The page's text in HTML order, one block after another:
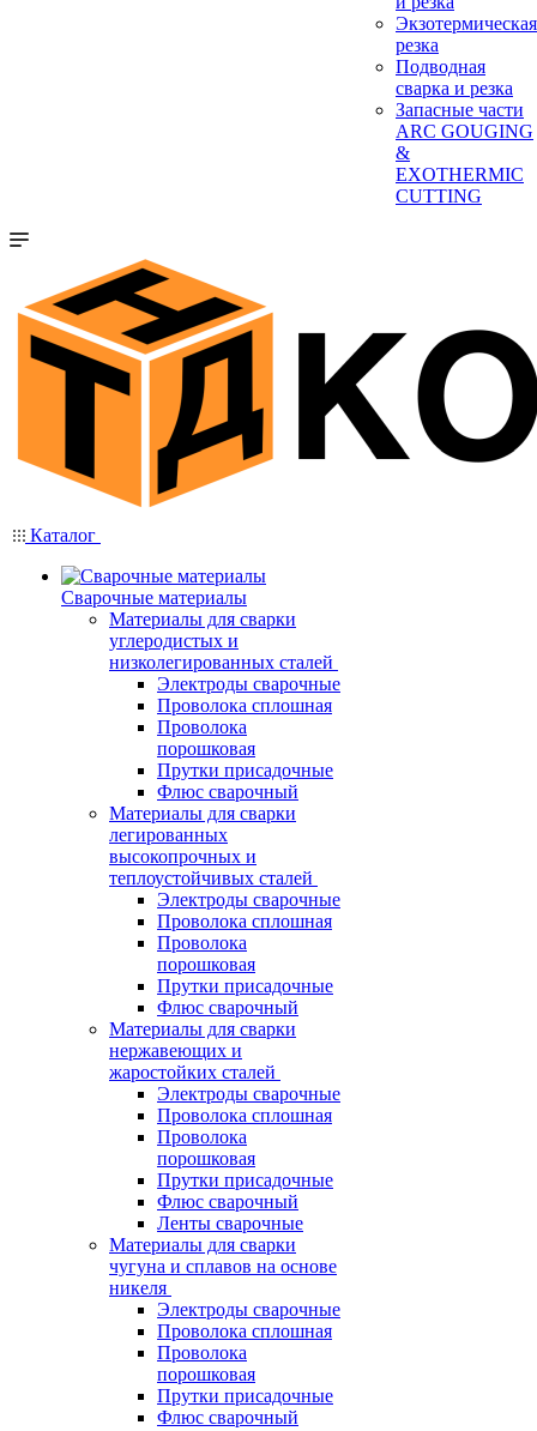
Экзотермическая
резка
Подводная
сварка и резка
Запасные части
ARC GOUGING
&
EXOTHERMIC
CUTTING
Каталог
Сварочные материалы
Материалы для сварки
углеродистых и
низколегированных сталей
Электроды сварочные
Проволока сплошная
Проволока
порошковая
Прутки присадочные
Флюс сварочный
Материалы для сварки
легированных
высокопрочных и
теплоустойчивых сталей
Электроды сварочные
Проволока сплошная
Проволока
порошковая
Прутки присадочные
Флюс сварочный
Материалы для сварки
нержавеющих и
жаростойких сталей
Электроды сварочные
Проволока сплошная
Проволока
порошковая
Прутки присадочные
Флюс сварочный
Ленты сварочные
Материалы для сварки
чугуна и сплавов на основе
никеля
Электроды сварочные
Проволока сплошная
Проволока
порошковая
Прутки присадочные
Флюс сварочный